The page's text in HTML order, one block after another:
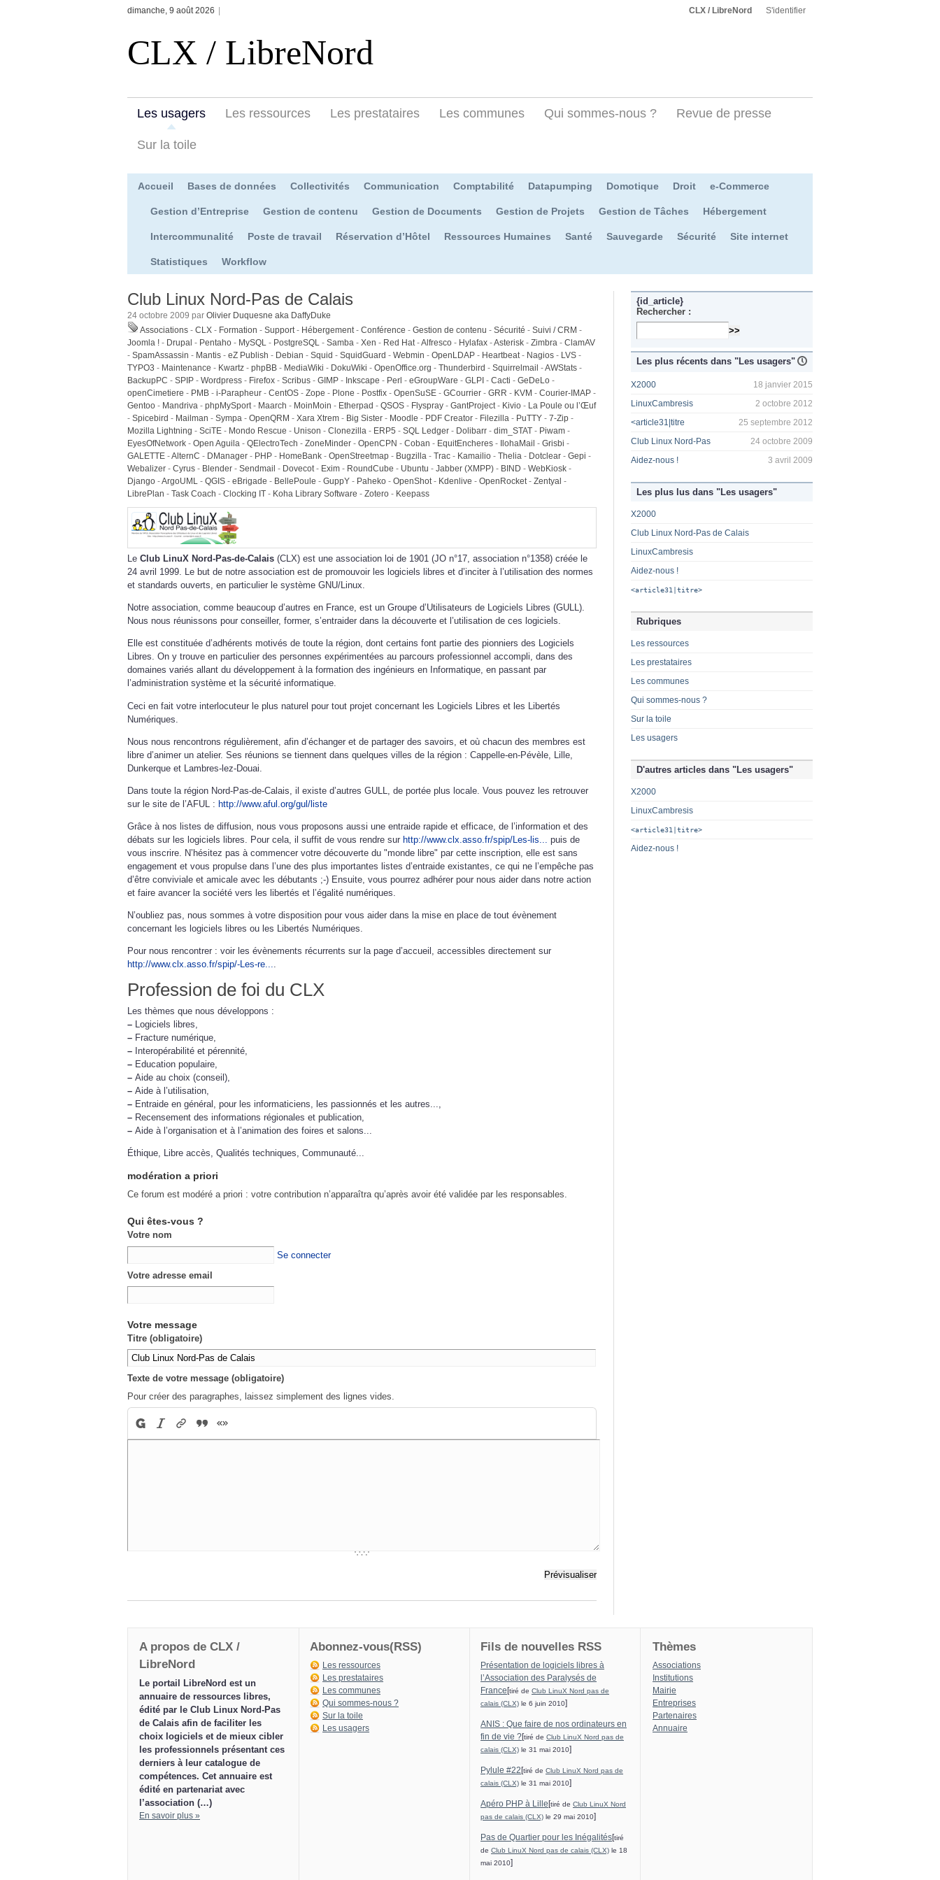
dimanche, 9 août 2026 CLX / LibreNord S'identifier
CLX / LibreNord
Les usagers Les ressources Les prestataires Les communes Qui sommes-nous ? Revue de presse
Sur la toile
Accueil Bases de données Collectivités Communication Comptabilité Datapumping Domotique Droit e-Commerce
Gestion d’Entreprise Gestion de contenu Gestion de Documents Gestion de Projets Gestion de Tâches Hébergement
Intercommunalité Poste de travail Réservation d’Hôtel Ressources Humaines Santé Sauvegarde Sécurité Site internet
Statistiques Workflow
Club Linux Nord-Pas de Calais
24 octobre 2009 par Olivier Duquesne aka DaffyDuke
Associations - CLX - Formation - Support- Hébergement- Conférence - Gestion de contenu - Sécurité - Suivi / CRM -
Joomla ! - Drupal - Pentaho - MySQL - PostgreSQL - Samba - Xen - Red Hat-Alfresco - Hylafax -Asterisk - Zimbra - ClamAV
- SpamAssassin - Mantis - eZ Publish - Debian - Squid - SquidGuard - Webmin - OpenLDAP - Heartbeat- Nagios - LVS -
TYPO3 - Maintenance - Kwartz - phpBB - MediaWiki - DokuWiki - OpenOffice.org - Thunderbird - Squirrelmail -AWStats -
BackupPC - SPIP - Wordpress - Firefox - Scribus - GIMP - Inkscape - Perl - eGroupWare - GLPI - Cacti - GeDeLo -
openCimetiere - PMB - i-Parapheur - CentOS - Zope - Plone - Postfix - OpenSuSE - GCourrier - GRR - KVM - Courier-IMAP -
Gentoo - Mandriva - phpMySport- Maarch - MoinMoin - Etherpad - QSOS - Flyspray - GantProject- Kivio - La Poule ou l’Œuf
- Spicebird - Mailman - Sympa - OpenQRM - Xara Xtrem - Big Sister - Moodle - PDF Creator - Filezilla - PuTTY - 7-Zip -
Mozilla Lightning - SciTE - Mondo Rescue - Unison - Clonezilla - ERP5 - SQL Ledger - Dolibarr - dim_STAT - Piwam -
EyesOfNetwork - Open Aguila - QElectroTech - ZoneMinder - OpenCPN - Coban - EquitEncheres - IlohaMail - Grisbi -
GALETTE -AlternC - DManager - PHP - HomeBank - OpenStreetmap - Bugzilla - Trac - Kamailio - Thelia - Dotclear - Gepi -
Webalizer - Cyrus - Blender - Sendmail - Dovecot- Exim - RoundCube - Ubuntu - Jabber (XMPP) - BIND - WebKiosk -
Django -ArgoUML - QGIS - eBrigade - BellePoule - GuppY - Paheko - OpenShot- Kdenlive - OpenRocket- Zentyal -
LibrePlan - Task Coach - Clocking IT - Koha Library Software - Zotero - Keepass
Le Club LinuX Nord-Pas-de-Calais (CLX) est une association loi de 1901 (JO n°17, association n°1358) créée le
24 avril 1999. Le but de notre association est de promouvoir les logiciels libres et d’inciter à l’utilisation des normes
et standards ouverts, en particulier le système GNU/Linux.
Notre association, comme beaucoup d’autres en France, est un Groupe d’Utilisateurs de Logiciels Libres (GULL).
Nous nous réunissons pour conseiller, former, s’entraider dans la découverte et l’utilisation de ces logiciels.
Elle est constituée d’adhérents motivés de toute la région, dont certains font partie des pionniers des Logiciels
Libres. On y trouve en particulier des personnes expérimentées au parcours professionnel accompli, dans des
domaines variés allant du développement à la formation des ingénieurs en Informatique, en passant par
l’administration système et la sécurité informatique.
Ceci en fait votre interlocuteur le plus naturel pour tout projet concernant les Logiciels Libres et les Libertés
Numériques.
Nous nous rencontrons régulièrement, afin d’échanger et de partager des savoirs, et où chacun des membres est
libre d’animer un atelier. Ses réunions se tiennent dans quelques villes de la région : Cappelle-en-Pévèle, Lille,
Dunkerque et Lambres-lez-Douai.
Dans toute la région Nord-Pas-de-Calais, il existe d’autres GULL, de portée plus locale. Vous pouvez les retrouver
sur le site de l’AFUL : http://www.aful.org/gul/liste
Grâce à nos listes de diffusion, nous vous proposons aussi une entraide rapide et efficace, de l’information et des
débats sur les logiciels libres. Pour cela, il suffit de vous rendre sur http://www.clx.asso.fr/spip/Les-lis... puis de
vous inscrire. N’hésitez pas à commencer votre découverte du "monde libre" par cette inscription, elle est sans
engagement et vous propulse dans l’une des plus importantes listes d’entraide existantes, ce qui ne l’empêche pas
d’être conviviale et amicale avec les débutants ;-) Ensuite, vous pourrez adhérer pour nous aider dans notre action
et faire avancer la société vers les libertés et l’égalité numériques.
N’oubliez pas, nous sommes à votre disposition pour vous aider dans la mise en place de tout évènement
concernant les logiciels libres ou les Libertés Numériques.
Pour nous rencontrer : voir les évènements récurrents sur la page d’accueil, accessibles directement sur
http://www.clx.asso.fr/spip/-Les-re....
Profession de foi du CLX
Les thèmes que nous développons :
– Logiciels libres,
– Fracture numérique,
– Interopérabilité et pérennité,
– Education populaire,
– Aide au choix (conseil),
– Aide à l’utilisation,
– Entraide en général, pour les informaticiens, les passionnés et les autres...,
– Recensement des informations régionales et publication,
– Aide à l’organisation et à l’animation des foires et salons...
Éthique, Libre accès, Qualités techniques, Communauté...
modération a priori
Ce forum est modéré a priori : votre contribution n’apparaîtra qu’après avoir été validée par les responsables.
Qui êtes-vous ?
Votre nom
Se connecter
Votre adresse email
Votre message
Titre (obligatoire)
Texte de votre message (obligatoire)
Pour créer des paragraphes, laissez simplement des lignes vides.
{id_article}
Rechercher :
Les plus récents dans "Les usagers"
X2000
18 janvier 2015
LinuxCambresis
2 octobre 2012
<article31|titre
25 septembre 2012
Club Linux Nord-Pas
24 octobre 2009
Aidez-nous !
3 avril 2009
Les plus lus dans "Les usagers"
X2000
Club Linux Nord-Pas de Calais
LinuxCambresis
Aidez-nous !
<article31|titre>
Rubriques
Les ressources
Les prestataires
Les communes
Qui sommes-nous ?
Sur la toile
Les usagers
D'autres articles dans "Les usagers"
X2000
LinuxCambresis
<article31|titre>
Aidez-nous !
A propos de CLX /
LibreNord
Le portail LibreNord est un
annuaire de ressources libres,
édité par le Club Linux Nord-Pas
de Calais afin de faciliter les
choix logiciels et de mieux cibler
les professionnels présentant ces
derniers à leur catalogue de
compétences. Cet annuaire est
édité en partenariat avec
l’association (…)
En savoir plus »
Abonnez-vous(RSS)
Les ressources
Les prestataires
Les communes
Qui sommes-nous ?
Sur la toile
Les usagers
Fils de nouvelles RSS
Présentation de logiciels libres à
l’Association des Paralysés de
France[tiré de Club LinuX Nord pas de
calais (CLX) le 6 juin 2010]
ANIS : Que faire de nos ordinateurs en
fin de vie ?[tiré de Club LinuX Nord pas de
calais (CLX) le 31 mai 2010]
Pylule #22[tiré de Club LinuX Nord pas de
calais (CLX) le 31 mai 2010]
Apéro PHP à Lille[tiré de Club LinuX Nord
pas de calais (CLX) le 29 mai 2010]
Pas de Quartier pour les Inégalités[tiré
de Club LinuX Nord pas de calais (CLX) le 18
mai 2010]
Thèmes
Associations
Institutions
Mairie
Entreprises
Partenaires
Annuaire